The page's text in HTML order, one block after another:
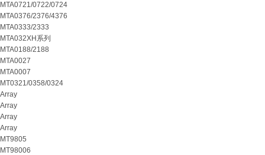
MTA0721/0722/0724
MTA0376/2376/4376
MTA0333/2333
MTA032XH系列
MTA0188/2188
MTA0027
MTA0007
MT0321/0358/0324
Array
Array
Array
Array
MT9805
MT98006